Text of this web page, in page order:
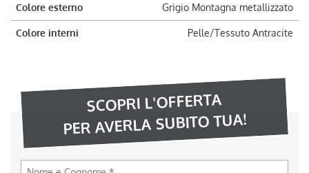
Colore esterno Grigio Montagna metallizzato
Colore interni Pelle/Tessuto Antracite
SCOPRI L'OFFERTA
PER AVERLA SUBITO TUA!